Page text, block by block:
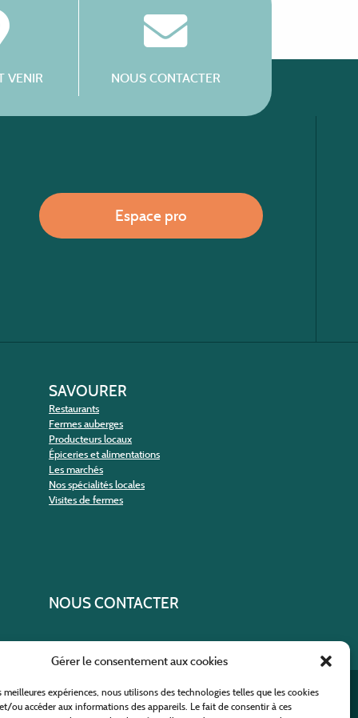
Gérer le consentement aux cookies
meilleures expériences, nous utilisons des technologies telles que les cookies
ou accéder aux informations des appareils. Le fait de consentir à ces
VENIR NOUS CONTACTER
Espace pro
SAVOURER
Restaurants
Fermes auberges
Producteurs locaux
Épiceries et alimentations
Les marchés
Nos spécialités locales
Visites de fermes
NOUS CONTACTER